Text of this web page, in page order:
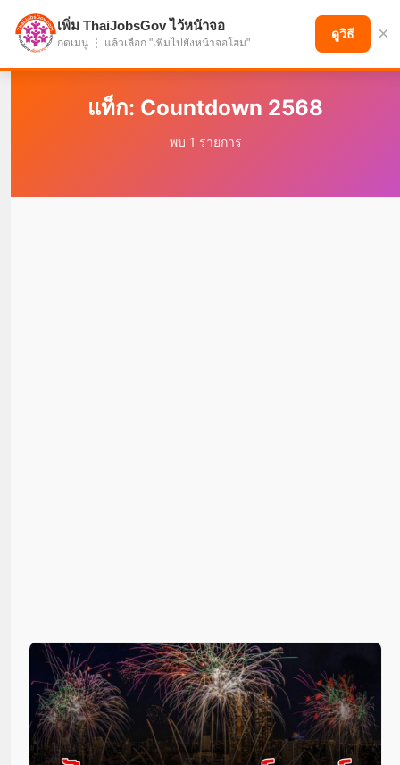
แบ่งปันโอกาส เพื่ออนาคตที่ก้าวหน้า
แท็ก: Countdown 2568
พบ 1 รายการ
เพิ่ม ThaiJobsGov ไว้หน้าจอ
กดเมนู ⋮ แล้วเลือก "เพิ่มไปยังหน้าจอโฮม"
ดูวิธี ×